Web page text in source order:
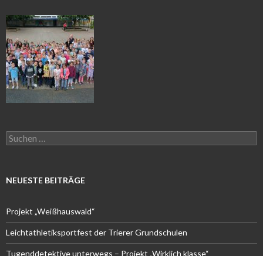
Suchen
nach:
NEUESTE BEITRÄGE
Projekt „Weißhauswald“
Leichtathletiksportfest der Trierer Grundschulen
Tugenddetektive unterwegs – Projekt „Wirklich klasse“